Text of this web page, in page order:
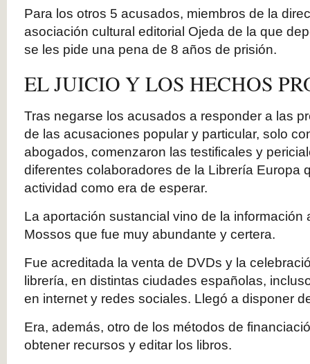
Para los otros 5 acusados, miembros de la
asociación cultural editorial Ojeda de la que
se les pide una pena de 8 años de prisión.
EL JUICIO Y LOS HECHOS
Tras negarse los acusados a responder a las
de las acusaciones popular y particular, solo
abogados, comenzaron las testificales y
diferentes colaboradores de la Librería Europa
actividad como era de esperar.
La aportación sustancial vino de la información
Mossos que fue muy abundante y certera.
Fue acreditada la venta de DVDs y la
librería, en distintas ciudades españolas,
en internet y redes sociales. Llegó a disponer
Era, además, otro de los métodos de
obtener recursos y editar los libros.